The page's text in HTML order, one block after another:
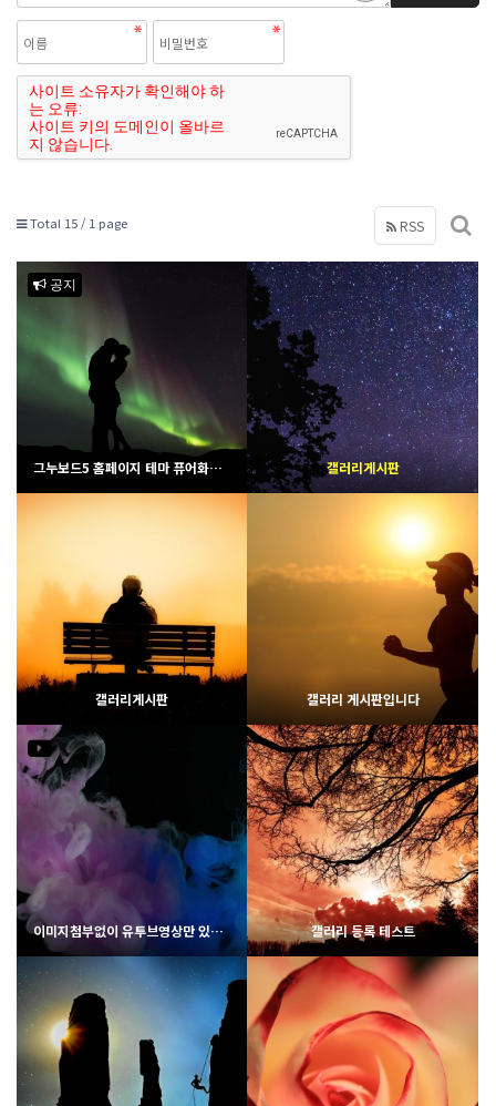
Total 15 / 1 page RSS
공지
2712
02-07
웹사이팅
그누보드5 홈페이지 테마 퓨어화이트 갤러리게시판
2460
02-06
웹사이팅
갤러리게시판
2231
02-07
웹사이팅
갤러리 게시판입니다
2350
02-06
웹사이팅
이미지첨부없이 유투브영상만 있을 경우
1969
02-07
웹사이팅
갤러리 등록 테스트